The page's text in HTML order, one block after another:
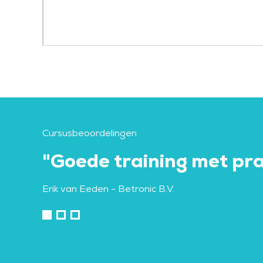
Cursusbeoordelingen
"Goede training met
Erik van Eeden - Betronic B.V.